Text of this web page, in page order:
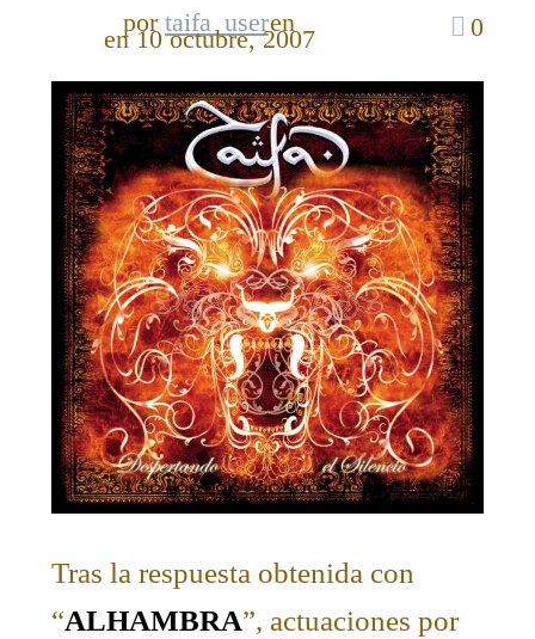
por taifa_useren
en 10 octubre, 2007 0
Tras la respuesta obtenida con
“ALHAMBRA”, actuaciones por